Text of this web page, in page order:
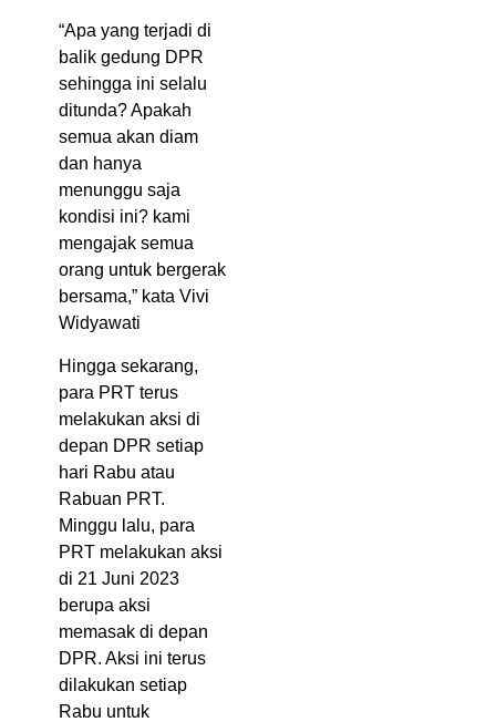
“Apa yang terjadi di
balik gedung DPR
sehingga ini selalu
ditunda? Apakah
semua akan diam
dan hanya
menunggu saja
kondisi ini? kami
mengajak semua
orang untuk bergerak
bersama,” kata Vivi
Widyawati
Hingga sekarang,
para PRT terus
melakukan aksi di
depan DPR setiap
hari Rabu atau
Rabuan PRT.
Minggu lalu, para
PRT melakukan aksi
di 21 Juni 2023
berupa aksi
memasak di depan
DPR. Aksi ini terus
dilakukan setiap
Rabu untuk